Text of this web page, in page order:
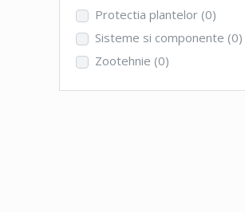
Protectia plantelor (0)
Sisteme si componente (0)
Zootehnie (0)